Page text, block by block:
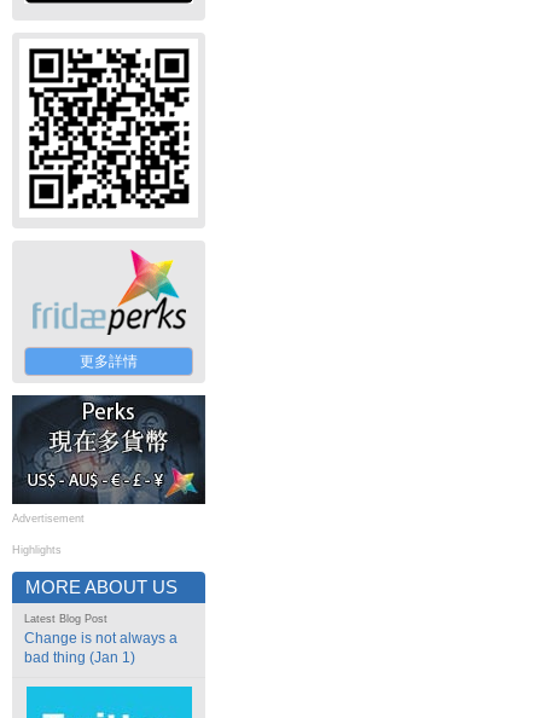
更多詳情
Advertisement
Highlights
MORE ABOUT US
Latest Blog Post
Change is not always a
bad thing (Jan 1)